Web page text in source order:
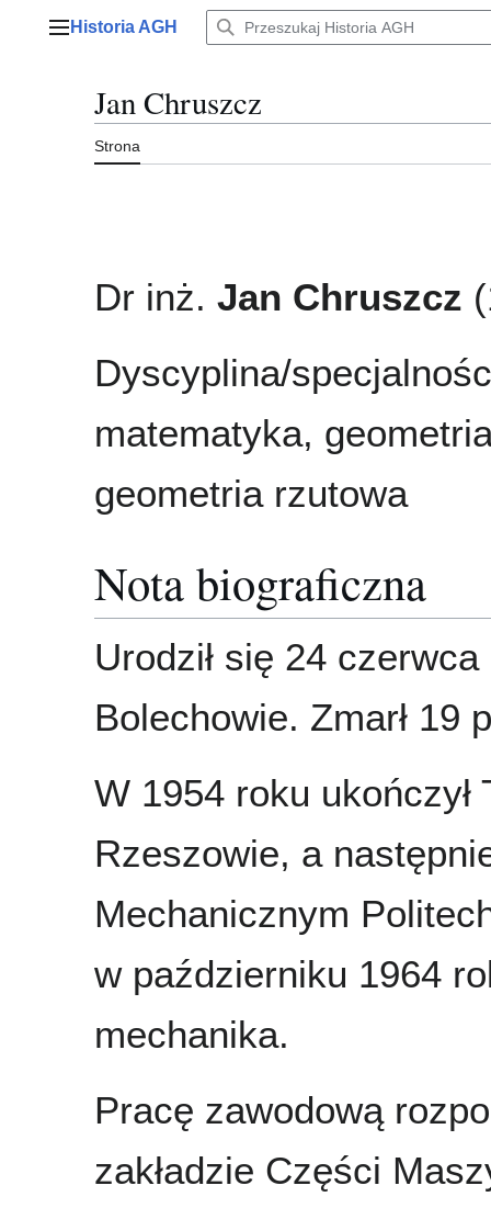
Menu główne
Historia AGH
Jan Chruszcz
Strona
Dr inż. Jan Chruszcz
Dyscyplina/
matematyka,
geometria rzutowa
Nota biograficzna
Urodził się 24
Bolechowie. Zmarł 19
W 1954 roku
Rzeszowie, a
Mechanicznym
w październiku 1964
mechanika.
Pracę zawodową
zakładzie Części